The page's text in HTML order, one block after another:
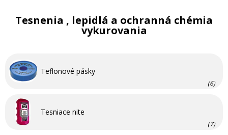
Tesnenia , lepidlá a ochranná chémia
vykurovania
Teflonové pásky
(6)
Tesniace nite
(7)